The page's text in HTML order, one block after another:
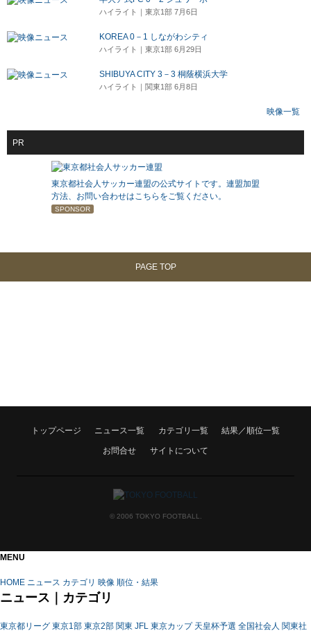
ハイライト｜東京1部 7月6日
KOREA 0－1 しながわシティ
ハイライト｜東京1部 6月29日
SHIBUYA CITY 3－3 桐蔭横浜大学
ハイライト｜関東1部 6月8日
映像一覧
PR
東京都社会人サッカー連盟の公式サイトです。連盟加盟
方法、お問い合わせはこちらをご覧ください。
SPONSOR
PAGE TOP
トップページ ニュース一覧 カテゴリ一覧 結果／順位一覧
お問合せ サイトについて
© 2006 TOKYO FOOTBALL.
MENU
HOME ニュース カテゴリ 映像 順位・結果
ニュース｜カテゴリ
東京都リーグ 東京1部 東京2部 関東 JFL 東京カップ 天皇杯予選 全国社会人 関東社